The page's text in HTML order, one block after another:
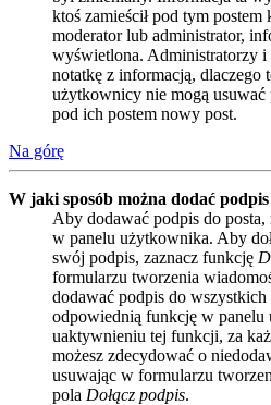
ktoś zamieścił pod tym
moderator lub administrator,
wyświetlona. Administratorzy i
notatkę z informacją,
użytkownicy nie mogą usuwać
pod ich postem nowy post.
Na górę
W jaki sposób można dodać
Aby dodawać podpis do
w panelu użytkownika. Aby
swój podpis, zaznacz funkcję
formularzu tworzenia
dodawać podpis do
odpowiednią funkcję w
uaktywnieniu tej funkcji, za
możesz zdecydować o
usuwając w formularzu
pola Dołącz podpis.